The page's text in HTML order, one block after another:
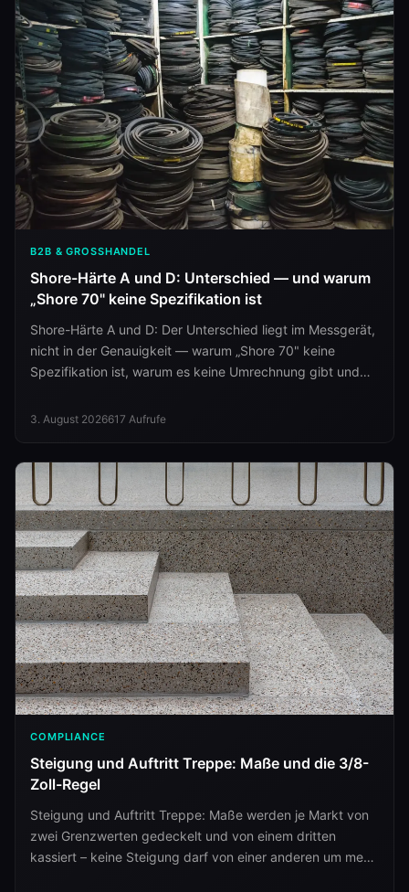
B2B & GROSSHANDEL
Shore-Härte A und D: Unterschied — und warum
„Shore 70" keine Spezifikation ist
Shore-Härte A und D: Der Unterschied liegt im Messgerät,
nicht in der Genauigkeit — warum „Shore 70" keine
Spezifikation ist, warum es keine Umrechnung gibt und
3. August 2026617 Aufrufe
COMPLIANCE
Steigung und Auftritt Treppe: Maße und die 3/8-
Zoll-Regel
Steigung und Auftritt Treppe: Maße werden je Markt von
zwei Grenzwerten gedeckelt und von einem dritten
kassiert – keine Steigung darf von einer anderen um mehr